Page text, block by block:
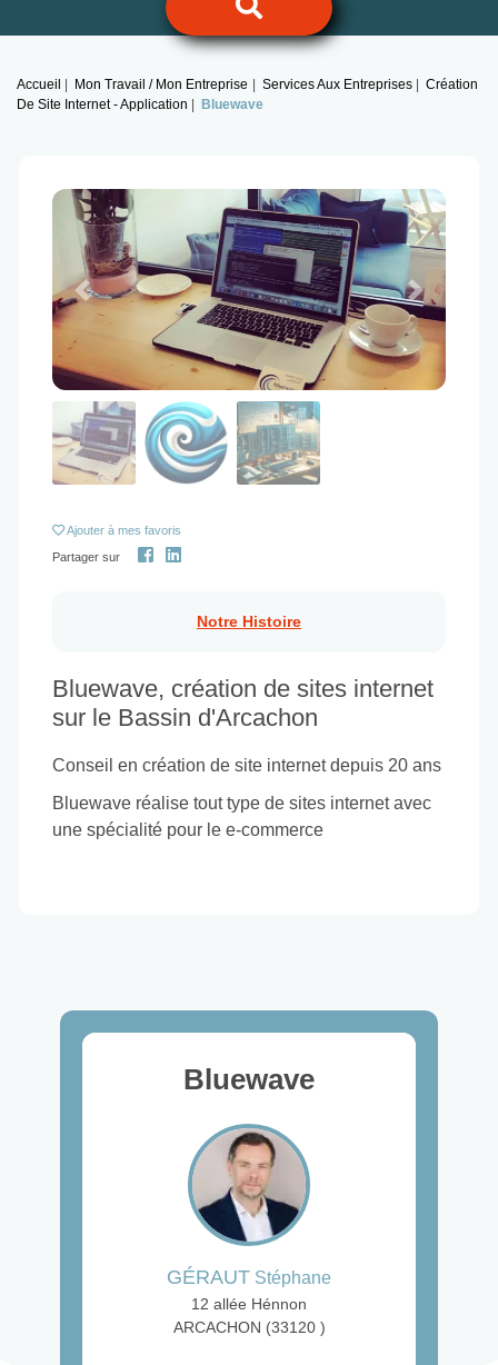
Accueil Mon Travail / Mon Entreprise Services Aux Entreprises
Création
De Site Internet - Application
Bluewave
Previous Next
Ajouter à mes favoris
Partager sur
Notre Histoire
Bluewave, création de sites internet
sur le Bassin d'Arcachon
Conseil en création de site internet depuis 20 ans
Bluewave réalise tout type de sites internet avec
une spécialité pour le e-commerce
Bluewave
GÉRAUT Stéphane
12 allée Hénnon
ARCACHON (33120 )